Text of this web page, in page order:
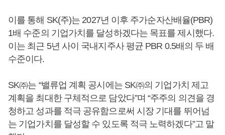
이를 통해 SK(주)는 2027년 이후 주가순자산배율(PBR)
1배 수준의 기업가치를 달성하겠다는 목표를 제시했다.
이는 최근 5년 사이 국내지주사 평균 PBR 0.5배의 두 배
수준이다.
SK㈜는 “밸류업 계획 공시에는 SK㈜의 기업가치 제고
계획을 최대한 구체적으로 담았다”며 “주주의 의견을 경
청하고 성과를 적극 공유함으로써 시장 기대를 뛰어넘
는 기업가치를 달성할 수 있도록 적극 노력하겠다”고 말